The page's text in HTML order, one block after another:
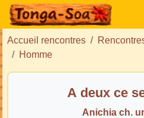
Accueil rencontres
Homme
A deux ce
Anichia ch.